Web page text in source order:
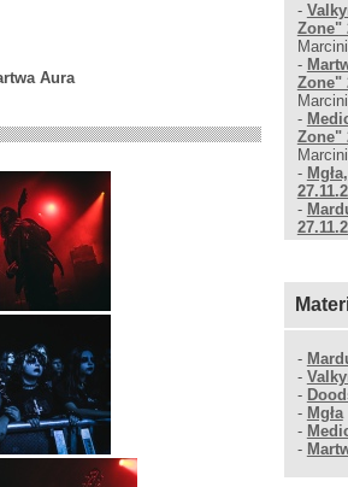
Aura
-
Zone"
-
Zone"
-
Zone"
-
-
-
-
-
- Mgła
-
-